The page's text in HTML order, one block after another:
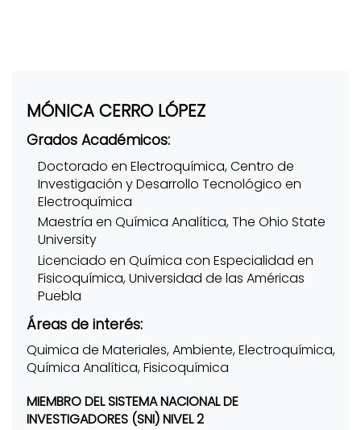
MÓNICA CERRO LÓPEZ
Grados Académicos:
Doctorado en Electroquímica, Centro de
Investigación y Desarrollo Tecnológico en
Electroquímica
Maestría en Química Analítica, The Ohio State
University
Licenciado en Química con Especialidad en
Fisicoquímica, Universidad de las Américas
Puebla
Áreas de interés:
Quimica de Materiales, Ambiente, Electroquímica,
Química Analítica, Fisicoquímica
MIEMBRO DEL SISTEMA NACIONAL DE
INVESTIGADORES (SNI) NIVEL 2